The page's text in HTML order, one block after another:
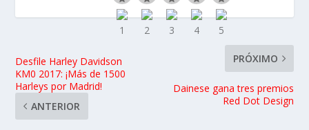
Desfile Harley Davidson
KM0 2017: ¡Más de 1500
Harleys por Madrid!
ANTERIOR
PRÓXIMO
Dainese gana tres premios
Red Dot Design